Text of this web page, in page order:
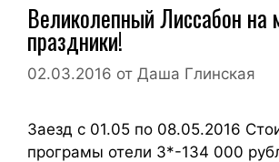
Великолепный Лиссабон на
праздники!
02.03.2016 от Даша Глинская
Заезд с 01.05 по 08.05.2016
програмы отели 3*-134 000